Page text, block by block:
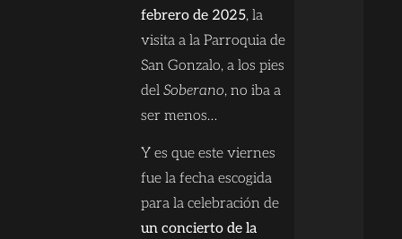
febrero de 2025, la
visita a la Parroquia de
San Gonzalo, a los pies
del Soberano, no iba a
ser menos…
Y es que este viernes
fue la fecha escogida
para la celebración de
un concierto de la